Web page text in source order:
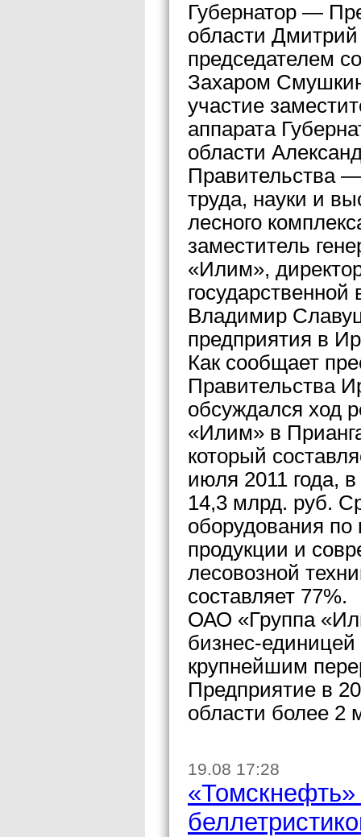
Губернатор —
области
председателем
Захаром
участие
аппарата
области
Правительства
труда, науки и
лесного
заместитель
«Илим»,
Владимир
предприятия в
Как сообщает
Правительства
обсуждался ход
«Илим» в
который
июля 2011 года,
14,3 млрд. руб.
оборудования
продукции и
лесовозной
составляет 77%.
ОАО «Группа
бизнес-
крупнейшим
Предприятие в
области более 2
19.08 17:28
«Томскнефть»